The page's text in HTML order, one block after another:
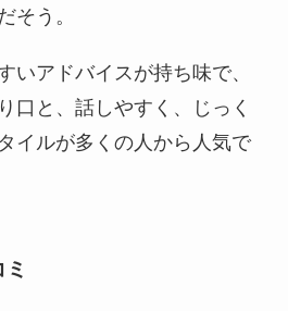
そう。
いアドバイスが持ち味で、
口と、話しやすく、じっく
イルが多くの人から人気で